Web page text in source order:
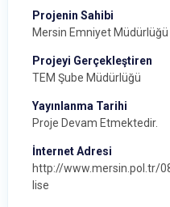
Projenin Sahibi
Mersin Emniyet Müdürlüğü
Projeyi Gerçekleştiren
TEM Şube Müdürlüğü
Yayınlanma Tarihi
Proje Devam Etmektedir.
İnternet Adresi
http://www.mersin.pol.tr/
lise